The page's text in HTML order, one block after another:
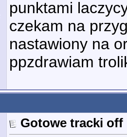
punktami
czekam na
nastawiony na
ppzdrawiam
Gotowe tracki off